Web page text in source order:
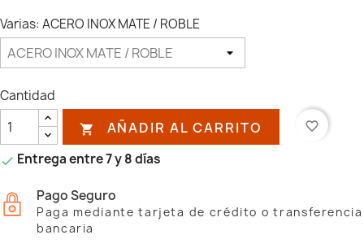
Varias: ACERO INOX MATE / ROBLE
Cantidad
 AÑADIR AL CARRITO favorite_border
 Entrega entre 7 y 8 días
Pago Seguro
Paga mediante tarjeta de crédito o transferencia
bancaria